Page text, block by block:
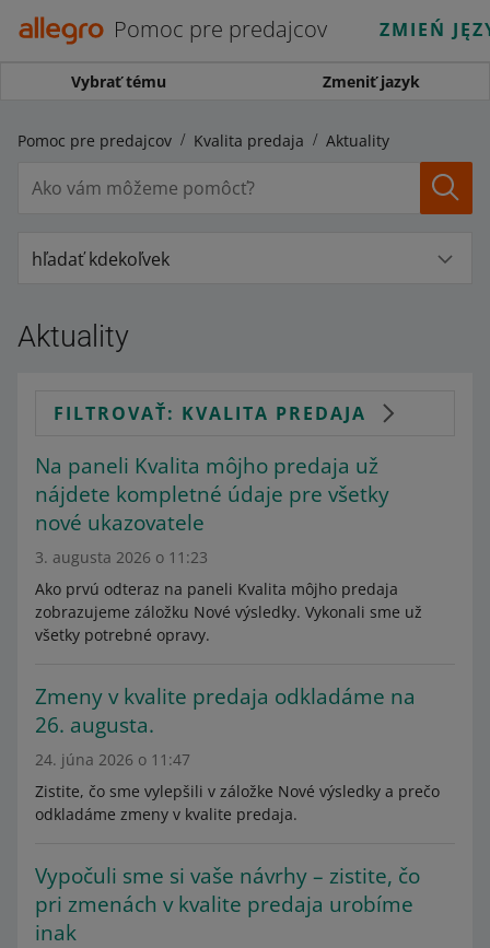
Pomoc pre predajcov ZMIEŃ
Vybrať tému Zmeniť jazyk
Pomoc pre predajcov Kvalita predaja Aktuality
hľadať kdekoľvek
Aktuality
FILTROVAŤ: KVALITA PREDAJA
Na paneli Kvalita môjho predaja už
nájdete kompletné údaje pre všetky
nové ukazovatele
3. augusta 2026 o 11:23
Ako prvú odteraz na paneli Kvalita môjho predaja
zobrazujeme záložku Nové výsledky. Vykonali sme už
všetky potrebné opravy.
󠀰Zmeny v kvalite predaja odkladáme na
26. augusta.󠀲
24. júna 2026 o 11:47
Zistite, čo sme vylepšili v záložke Nové výsledky a prečo
odkladáme zmeny v kvalite predaja.
Vypočuli sme si vaše návrhy – zistite, čo
pri zmenách v kvalite predaja urobíme
inak